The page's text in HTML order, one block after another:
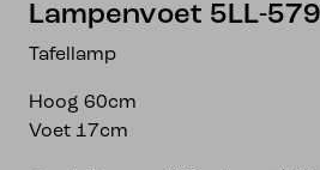
Lampenvoet 5LL-
Tafellamp
Hoog 60cm
Voet 17cm